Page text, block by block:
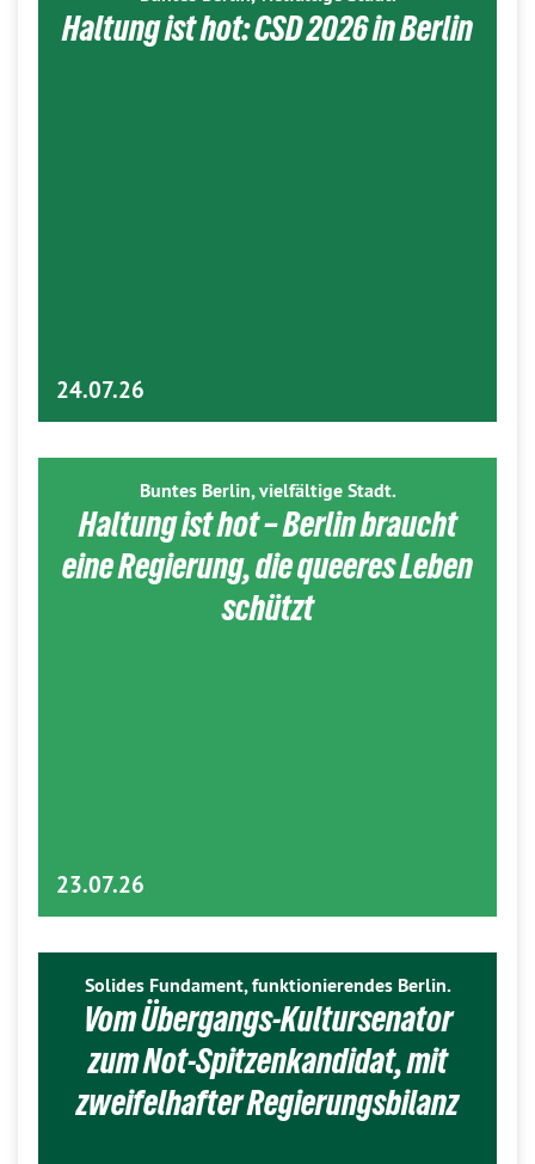
Haltung ist hot: CSD 2026 in Berlin
24.07.26
Buntes Berlin, vielfältige Stadt.
Haltung ist hot – Berlin braucht
eine Regierung, die queeres Leben
schützt
23.07.26
Solides Fundament, funktionierendes Berlin.
Vom Übergangs-Kultursenator
zum Not-Spitzenkandidat, mit
zweifelhafter Regierungsbilanz